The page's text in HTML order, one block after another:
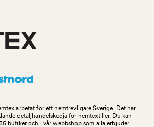
arbetat för ett hemtrevligare Sverige. Det har
detaljhandelskedja för hemtextilier. Du kan
butiker och i vår webbshop som alla erbjuder